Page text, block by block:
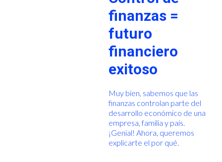
finanzas =
futuro
financiero
exitoso
Muy bien, sabemos que las
finanzas controlan parte del
desarrollo económico de una
empresa, familia y país.
¡Genial! Ahora, queremos
explicarte el por qué.